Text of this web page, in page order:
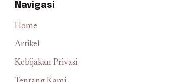
Navigasi
Home
Artikel
Kebijakan Privasi